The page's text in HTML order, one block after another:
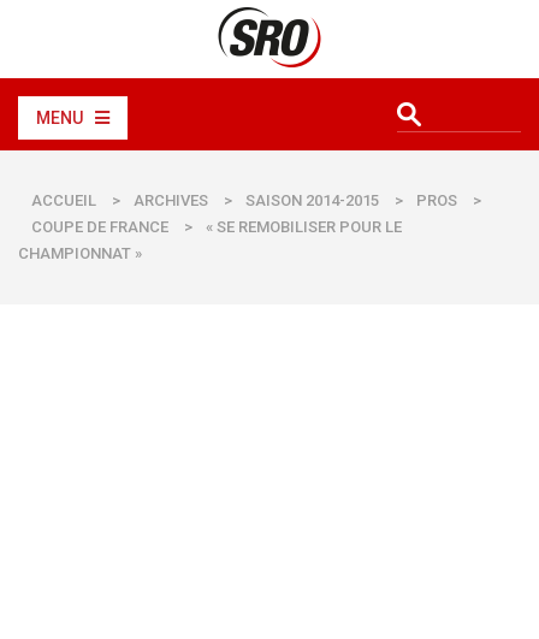
MENU
ACCUEIL > ARCHIVES > SAISON 2014-2015 > PROS
>
COUPE DE FRANCE
>
« SE REMOBILISER POUR LE
CHAMPIONNAT »